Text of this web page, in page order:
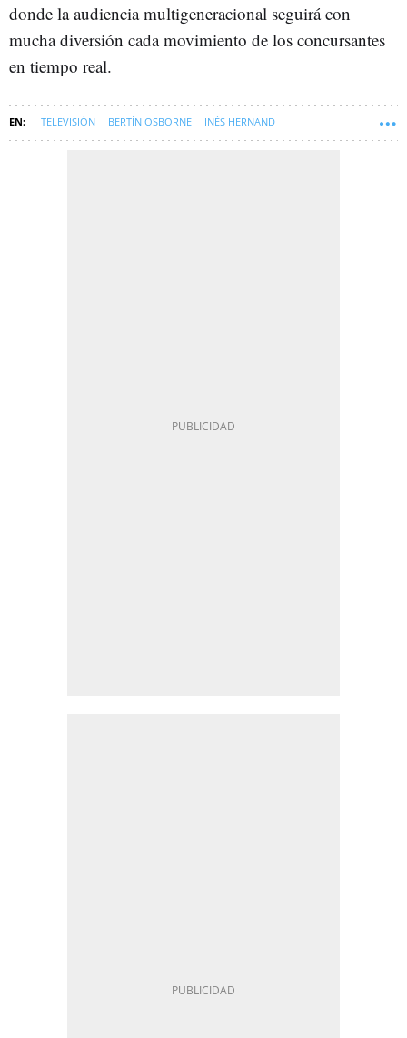
donde la audiencia multigeneracional seguirá con
mucha diversión cada movimiento de los concursantes
en tiempo real.
TELEVISIÓN BERTÍN OSBORNE INÉS HERNAND